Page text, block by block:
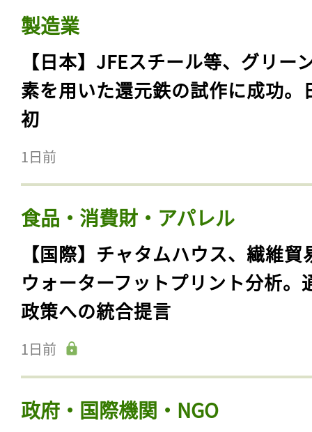
製造業
【日本】JFEスチール等、グリー
素を用いた還元鉄の試作に成功。
初
1日前
食品・消費財・アパレル
【国際】チャタムハウス、繊維貿
ウォーターフットプリント分析。
政策への統合提言
1日前
政府・国際機関・NGO